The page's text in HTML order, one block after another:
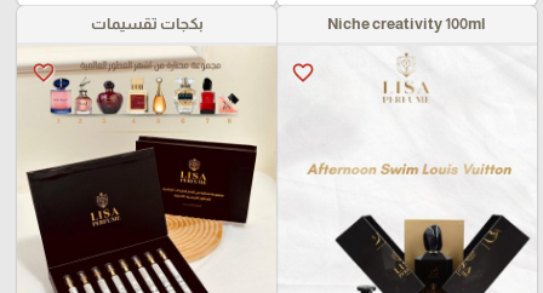
Niche creativity 100ml
favorite_border
بكجات تقسيمات
favorite_border